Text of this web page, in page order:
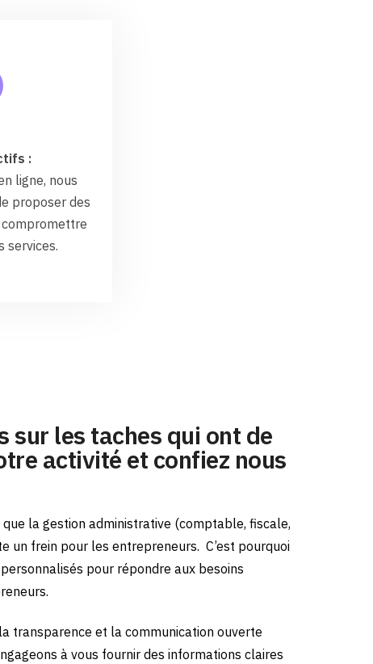
:
ligne, nous
proposer des
services.
sur les taches qui ont de
activité et confiez nous
la gestion administrative (comptable, fiscale,
un frein pour les entrepreneurs. C’est pourquoi
pour répondre aux besoins
transparence et la communication ouverte
à vous fournir des informations claires